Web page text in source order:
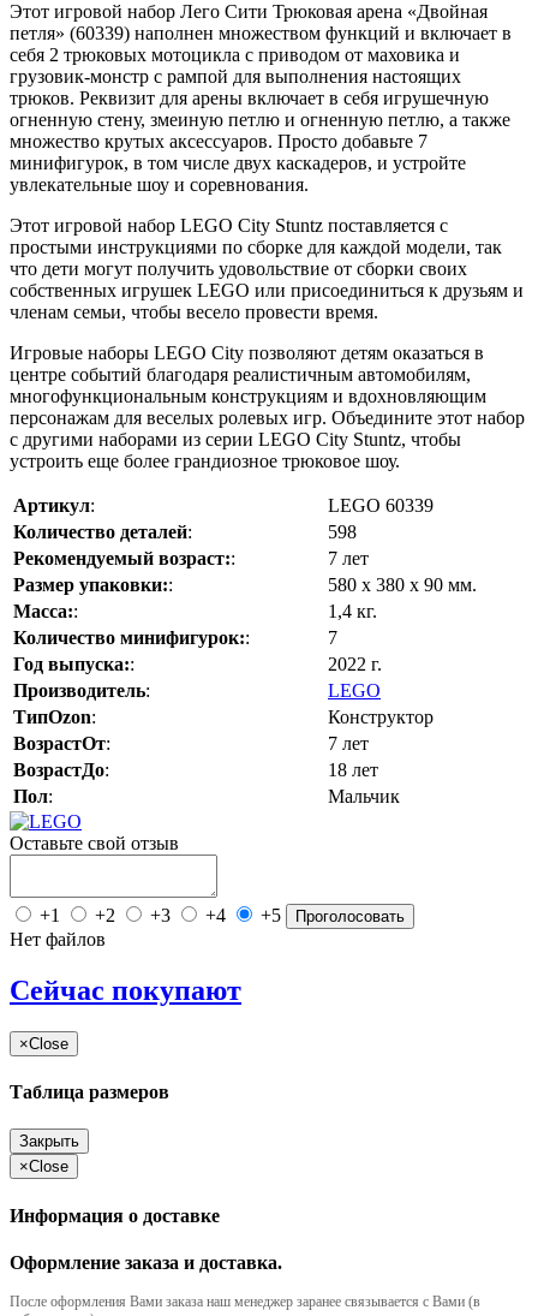
Этот игровой набор Лего Сити Трюковая арена «Двойная
петля» (60339) наполнен множеством функций и включает в
себя 2 трюковых мотоцикла с приводом от маховика и
грузовик-монстр с рампой для выполнения настоящих
трюков. Реквизит для арены включает в себя игрушечную
огненную стену, змеиную петлю и огненную петлю, а также
множество крутых аксессуаров. Просто добавьте 7
минифигурок, в том числе двух каскадеров, и устройте
увлекательные шоу и соревнования.
Этот игровой набор LEGO City Stuntz поставляется с
простыми инструкциями по сборке для каждой модели, так
что дети могут получить удовольствие от сборки своих
собственных игрушек LEGO или присоединиться к друзьям и
членам семьи, чтобы весело провести время.
Игровые наборы LEGO City позволяют детям оказаться в
центре событий благодаря реалистичным автомобилям,
многофункциональным конструкциям и вдохновляющим
персонажам для веселых ролевых игр. Объедините этот набор
с другими наборами из серии LEGO City Stuntz, чтобы
устроить еще более грандиозное трюковое шоу.
Артикул:
LEGO 60339
Количество деталей:
598
Рекомендуемый возраст::
7 лет
Размер упаковки::
580 х 380 х 90 мм.
Масса::
1,4 кг.
Количество минифигурок::
7
Год выпуска::
2022 г.
Производитель:
LEGO
ТипOzon:
Конструктор
ВозрастОт:
7 лет
ВозрастДо:
18 лет
Пол: Мальчик
Оставьте свой отзыв
+1 +2 +3 +4 +5 Проголосовать
Нет файлов
Сейчас покупают
×Close
Таблица размеров
Закрыть
×Close
Информация о доставке
Оформление заказа и доставка.
После оформления Вами заказа наш менеджер заранее связывается с Вами (в